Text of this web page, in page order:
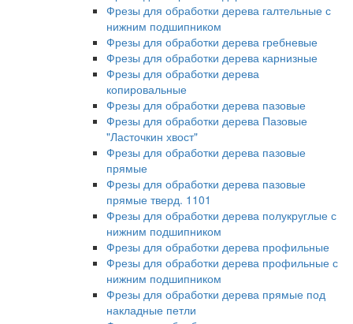
Фрезы для обработки дерева галтельные с
нижним подшипником
Фрезы для обработки дерева гребневые
Фрезы для обработки дерева карнизные
Фрезы для обработки дерева
копировальные
Фрезы для обработки дерева пазовые
Фрезы для обработки дерева Пазовые
"Ласточкин хвост"
Фрезы для обработки дерева пазовые
прямые
Фрезы для обработки дерева пазовые
прямые тверд. 1101
Фрезы для обработки дерева полукруглые с
нижним подшипником
Фрезы для обработки дерева профильные
Фрезы для обработки дерева профильные с
нижним подшипником
Фрезы для обработки дерева прямые под
накладные петли